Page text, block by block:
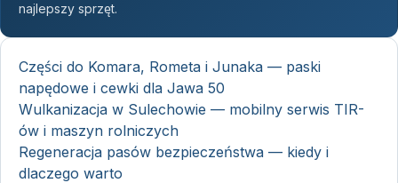
najlepszy sprzęt.
Części do Komara, Rometa i Junaka — paski
napędowe i cewki dla Jawa 50
Wulkanizacja w Sulechowie — mobilny serwis TIR-
ów i maszyn rolniczych
Regeneracja pasów bezpieczeństwa — kiedy i
dlaczego warto